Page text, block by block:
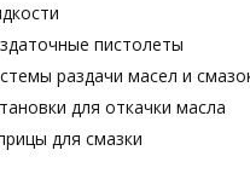
пистолеты
раздачи масел и
для откачки масла
для смазки